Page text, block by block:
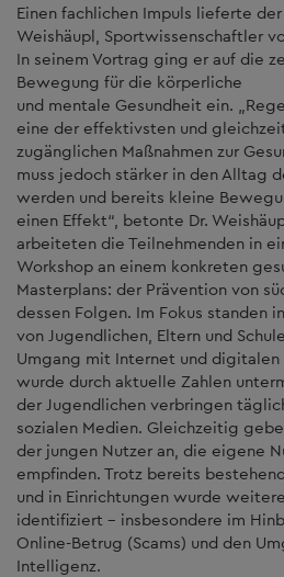
Einen fachlichen Impuls lieferte
Weishäupl, Sportwissenschaftler
In seinem Vortrag ging er auf die
Bewegung für die körperliche
und mentale Gesundheit ein.
eine der effektivsten und
zugänglichen Maßnahmen zur
muss jedoch stärker in den Alltag
werden und bereits kleine
einen Effekt“, betonte Dr.
arbeiteten die Teilnehmenden in
Workshop an einem konkreten
Masterplans: der Prävention von
dessen Folgen. Im Fokus standen
von Jugendlichen, Eltern und
Umgang mit Internet und digitalen
wurde durch aktuelle Zahlen
der Jugendlichen verbringen
sozialen Medien. Gleichzeitig
der jungen Nutzer an, die eigene
empfinden. Trotz bereits
und in Einrichtungen wurde
identifiziert – insbesondere im
Online-Betrug (Scams) und den
Intelligenz.